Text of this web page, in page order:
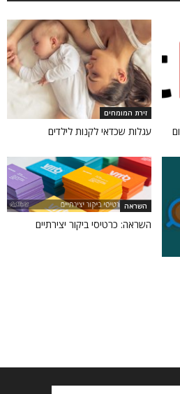
זירת המומחים
עגלות שכדאי לקנות לילדים
השראה
השראה: כרטיסי ביקור יצירתיים